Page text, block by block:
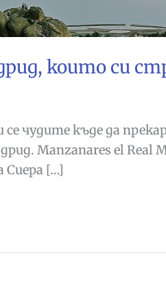
които си
чудите къде да
Manzanares el
[…]